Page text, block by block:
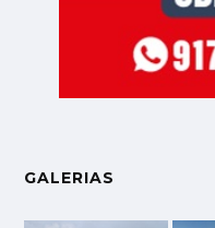
GALERIAS